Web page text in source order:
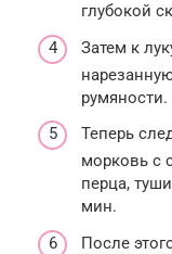
глубокой
Затем к
румяности.
Теперь
морковь с
перца,
мин.
После